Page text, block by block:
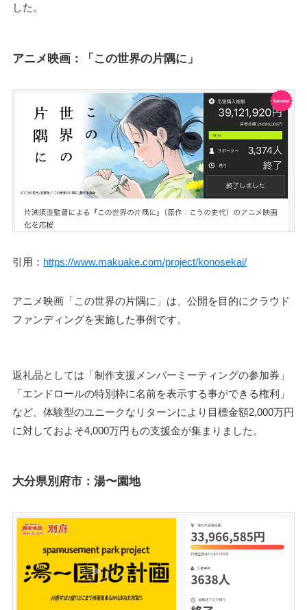
した。
アニメ映画：「この世界の片隅に」
引用： https://www.makuake.com/project/konosekai/
アニメ映画「この世界の片隅に」は、公開を目的にクラウド
ファンディングを実施した事例です。
返礼品としては「制作支援メンバーミーティングの参加券」
「エンドロールの特別枠に名前を表示する事ができる権利」
など、体験型のユニークなリターンにより目標金額2,000万円
に対しておよそ4,000万円もの支援金が集まりました。
大分県別府市：湯〜園地